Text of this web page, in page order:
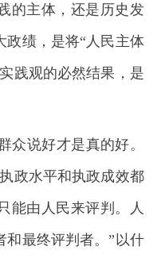
的主体，还是历史发
政绩，是将“人民主体
践观的必然结果，是
众说好才是真的好。
政水平和执政成效都
能由人民来评判。人
和最终评判者。”以什